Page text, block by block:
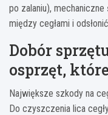
po zalaniu),
między cegłami i
Dobór
osprzęt,
Największe szkody na
Do czyszczenia lica